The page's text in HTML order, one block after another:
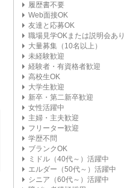
履歴書不要
Web面接OK
友達と応募OK
職場見学OKまたは説明会あり
大量募集（10名以上）
未経験歓迎
経験者・有資格者歓迎
高校生OK
大学生歓迎
新卒・第二新卒歓迎
女性活躍中
主婦・主夫歓迎
フリーター歓迎
学歴不問
ブランクOK
ミドル（40代～）活躍中
エルダー（50代～）活躍中
シニア（60代～）活躍中